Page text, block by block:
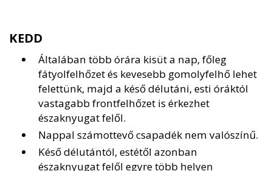
KEDD
Általában több órára kisüt a nap, főleg
fátyolfelhőzet és kevesebb gomolyfelhő lehet
felettünk, majd a késő délutáni, esti óráktól
vastagabb frontfelhőzet is érkezhet
északnyugat felől.
Nappal számottevő csapadék nem valószínű.
Késő délutántól, estétől azonban
északnyugat felől egyre több helyen